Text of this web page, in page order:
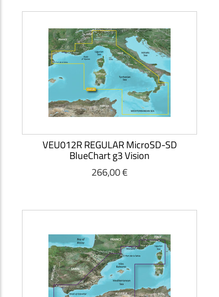
VEU012R REGULAR MicroSD-SD
BlueChart g3 Vision
266,00 €